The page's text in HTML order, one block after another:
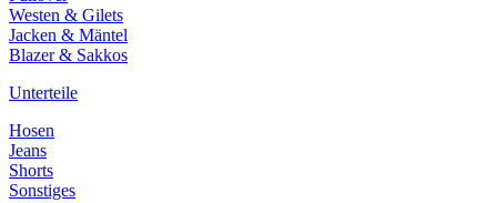
Westen & Gilets
Jacken & Mäntel
Blazer & Sakkos
Unterteile
Hosen
Jeans
Shorts
Sonstiges